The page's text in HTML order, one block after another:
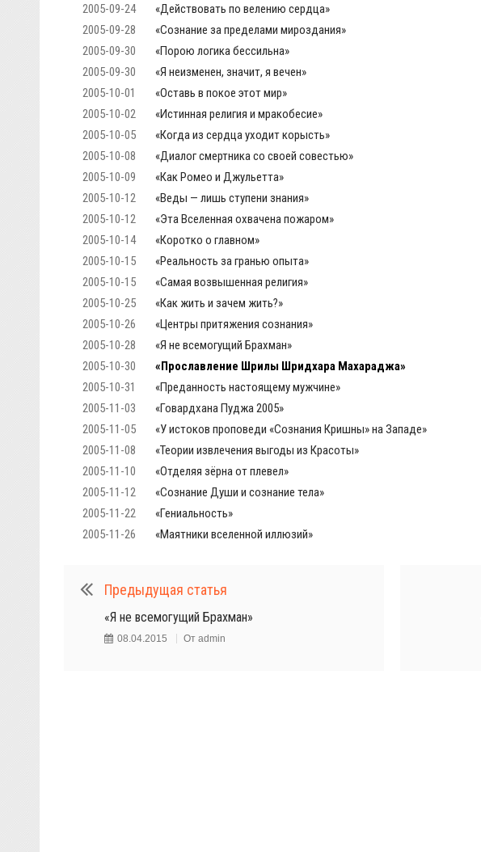
2005-09-24
«Действовать по велению сердца»
2005-09-28
«Сознание за пределами мироздания»
2005-09-30
«Порою логика бессильна»
2005-09-30
«Я неизменен, значит, я вечен»
2005-10-01
«Оставь в покое этот мир»
2005-10-02
«Истинная религия и мракобесие»
2005-10-05
«Когда из сердца уходит корысть»
2005-10-08
«Диалог смертника со своей совестью»
2005-10-09
«Как Ромео и Джульетта»
2005-10-12
«Веды — лишь ступени знания»
2005-10-12
«Эта Вселенная охвачена пожаром»
2005-10-14
«Коротко о главном»
2005-10-15
«Реальность за гранью опыта»
2005-10-15
«Самая возвышенная религия»
2005-10-25
«Как жить и зачем жить?»
2005-10-26
«Центры притяжения сознания»
2005-10-28
«Я не всемогущий Брахман»
2005-10-30
«Прославление Шрилы Шридхара Махараджа»
2005-10-31
«Преданность настоящему мужчине»
2005-11-03
«Говардхана Пуджа 2005»
2005-11-05
«У истоков проповеди «Сознания Кришны» на Западе»
2005-11-08
«Теории извлечения выгоды из Красоты»
2005-11-10
«Отделяя зёрна от плевел»
2005-11-12
«Сознание Души и сознание тела»
2005-11-22
«Гениальность»
2005-11-26
«Маятники вселенной иллюзий»
Предыдущая статья
«Я не всемогущий Брахман»
08.04.2015 От admin